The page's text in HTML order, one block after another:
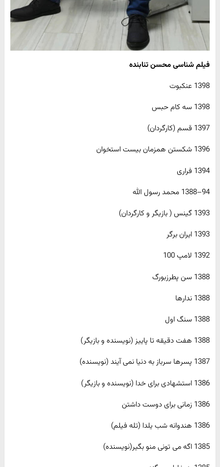
فیلم شناسی محسن تنابنده
1398 عنکبوت
1398 سه کام حبس
1397 قسم (کارگردان)
1396 شکستن همزمان بیست استخوان
1394 فراری
94–1388 محمد رسول الله
1393 گینس ( بازیگر و کارگردان)
1393 ایران برگر
1392 لامپ 100
1388 سن پطرزبورگ
1388 ندارها
1388 سنگ اول
1388 هفت دقیقه تا پاییز (نویسنده و بازیگر)
1387 پسرها سرباز به دنیا نمی آیند (نویسنده)
1386 استشهادی برای خدا (نویسنده و بازیگر)
1386 زمانی برای دوست داشتن
1386 هندوانه شب یلدا (تله فیلم)
1385 اگه می تونی منو بگیر(نویسنده)